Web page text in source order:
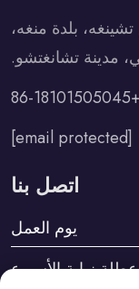
رقم 1، رقم 98 طريق تشينغه، بلدة منغه،
مدينة تشانغتشو.
+86-18101505045
[email protected]
اتصل بنا
يوم العمل
عطلة نهاية الأسبوع